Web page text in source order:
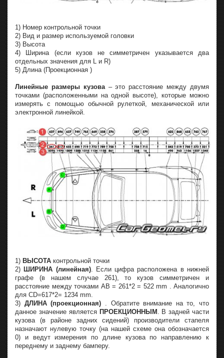
1) Номер контрольной точки
2) Вид и размер используемой головки
3) Высота
4) Ширина (если кузов не симметричен указывается два
отдельных значения для L и R)
5) Длина (Проекционная )
Линейные размеры кузова– это расстояние между двумя
точками (расположенными на одной высоте), которые можно
измерять с помощью обычной рулеткой, механической или
электронной линейкой.
1) ВЫСОТА контрольной точки
2) ШИРИНА (линейная). Если цифра расположена в нижней
графе (в нашем случае 261), то кузов симметричен и
расстояние между точками AB = 261*2 = 522 mm . Аналогично
для CD=617*2= 1234 mm.
3) ДЛИНА (проекционная) . Обратите внимание на то, что
данное значение является ПРОЕКЦИОННЫМ . В задней части
кузова (в районе задних сидений) производители стапеля
назначают нулевую точку (на нашей схеме она обозначается
0) и ведут измерения по длине кузова по направлению к
переднему и заднему бамперу.